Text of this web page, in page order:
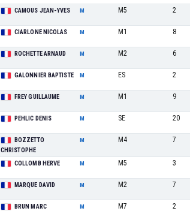
CAMOUS JEAN-YVES M M5 2
CIARLONE NICOLAS M M1 8
ROCHETTE ARNAUD M M2 6
GALONNIER BAPTISTE M ES 2
FREY GUILLAUME M M1 9
PEHLIC DENIS M SE 20
BOZZETTO
CHRISTOPHE
M M4 7
COLLOMB HERVE M M5 3
MARQUE DAVID M M2 7
BRUN MARC M M7 2